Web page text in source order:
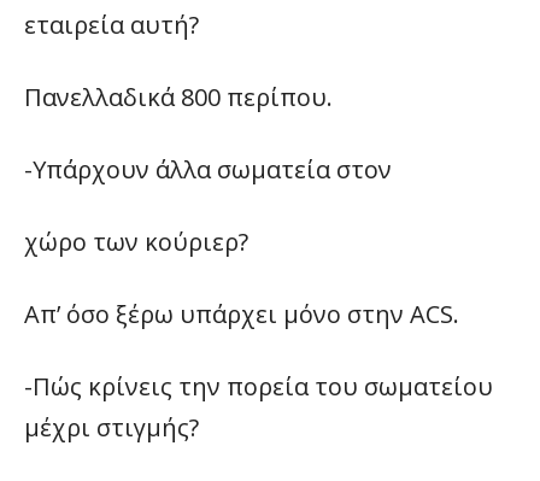
εταιρεία αυτή?
Πανελλαδικά 800 περίπου.
-Υπάρχουν άλλα σωματεία στον
χώρο των κούριερ?
Απ’ όσο ξέρω υπάρχει μόνο στην ACS.
-Πώς κρίνεις την πορεία του σωματείου
μέχρι στιγμής?